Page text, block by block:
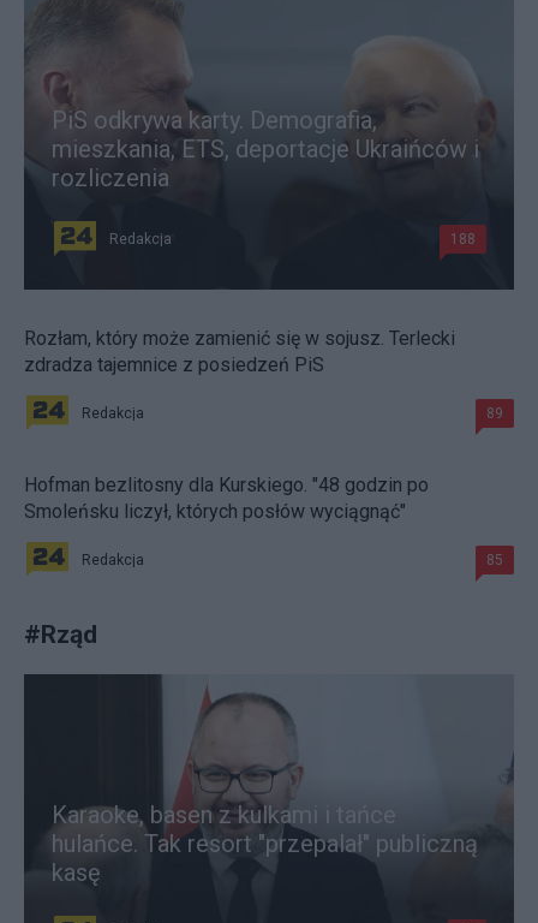
PiS odkrywa karty. Demografia,
mieszkania, ETS, deportacje Ukraińców i
rozliczenia
Redakcja 188
Rozłam, który może zamienić się w sojusz. Terlecki
zdradza tajemnice z posiedzeń PiS
Redakcja 89
Hofman bezlitosny dla Kurskiego. "48 godzin po
Smoleńsku liczył, których posłów wyciągnąć"
Redakcja 85
#Rząd
Karaoke, basen z kulkami i tańce
hulańce. Tak resort "przepalał" publiczną
kasę